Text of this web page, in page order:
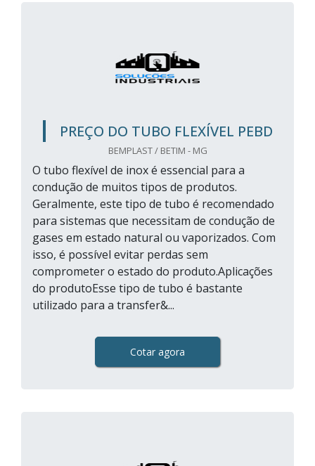
PREÇO DO TUBO FLEXÍVEL PEBD
BEMPLAST / BETIM - MG
O tubo flexível de inox é essencial para a
condução de muitos tipos de produtos.
Geralmente, este tipo de tubo é recomendado
para sistemas que necessitam de condução de
gases em estado natural ou vaporizados. Com
isso, é possível evitar perdas sem
comprometer o estado do produto.Aplicações
do produtoEsse tipo de tubo é bastante
utilizado para a transfer&...
Cotar agora